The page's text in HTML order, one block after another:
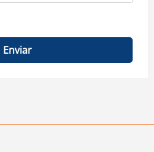
Enviar